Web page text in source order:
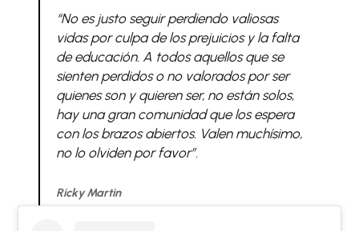
“No es justo seguir perdiendo valiosas
vidas por culpa de los prejuicios y la falta
de educación. A todos aquellos que se
sienten perdidos o no valorados por ser
quienes son y quieren ser, no están solos,
hay una gran comunidad que los espera
con los brazos abiertos. Valen muchísimo,
no lo olviden por favor”.
Ricky Martin